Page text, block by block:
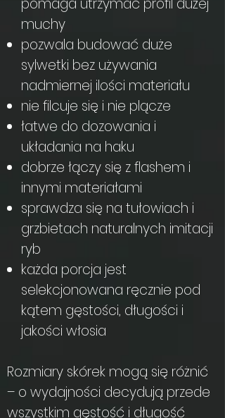
muchy
pozwala budować duże
sylwetki bez używania
nadmiernej ilości materiału
nie filcuje się i nie plącze
łatwe do dozowania i
układania na haku
dobrze łączy się z flashem i
innymi materiałami
sprawdza się na tułowiach i
grzbietach naturalnych imitacji
ryb
każda porcja jest
selekcjonowana ręcznie pod
kątem gęstości, długości i
jakości włosia
Rozmiary skórek mogą się różnić
– o wydajności decydują przede
wszystkim gęstość i długość